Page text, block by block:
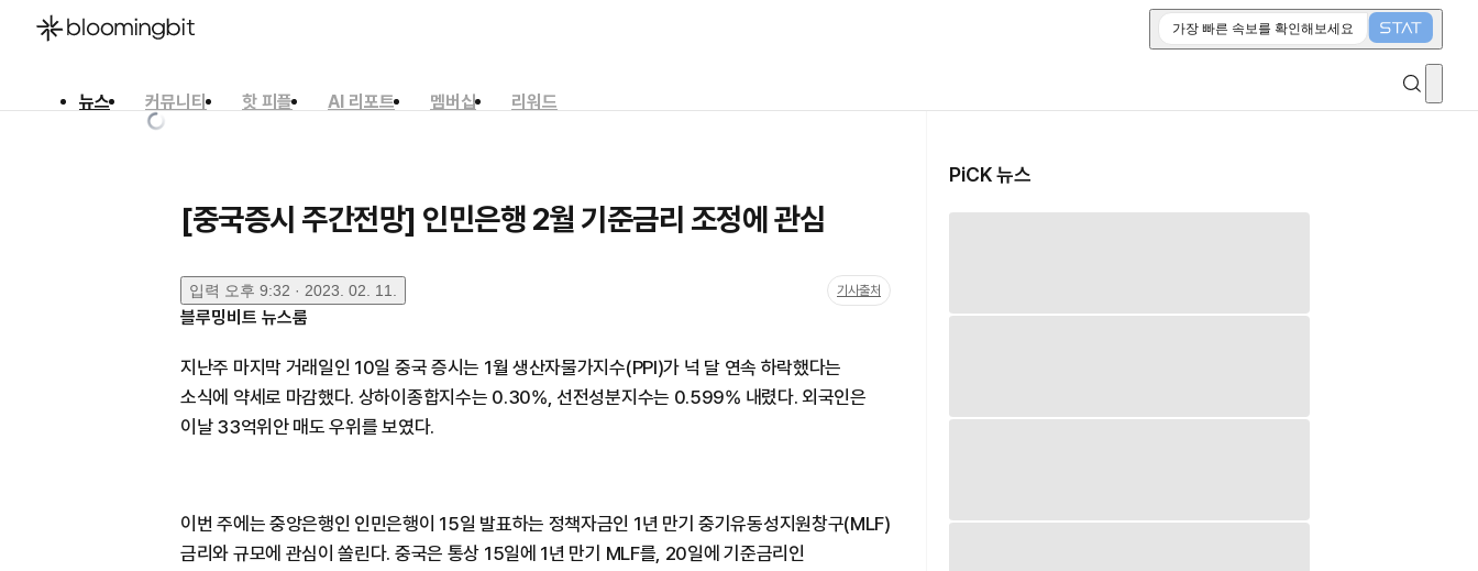
가장 빠른 속보를 확인해보세요
뉴스 커뮤니티 핫 피플 AI 리포트 멤버십
리워드
[중국증시 주간전망] 인민은행 2월 기준금리 조정에 관심
입력 오후 9:32 · 2023. 02. 11. 기사출처
블루밍비트 뉴스룸
지난주 마지막 거래일인 10일 중국 증시는 1월 생산자물가지수(PPI)가 넉 달 연속 하락했다는
소식에 약세로 마감했다. 상하이종합지수는 0.30%, 선전성분지수는 0.599% 내렸다. 외국인은
이날 33억위안 매도 우위를 보였다.
이번 주에는 중앙은행인 인민은행이 15일 발표하는 정책자금인 1년 만기 중기유동성지원창구(MLF)
금리와 규모에 관심이 쏠린다. 중국은 통상 15일에 1년 만기 MLF를, 20일에 기준금리인
PiCK 뉴스